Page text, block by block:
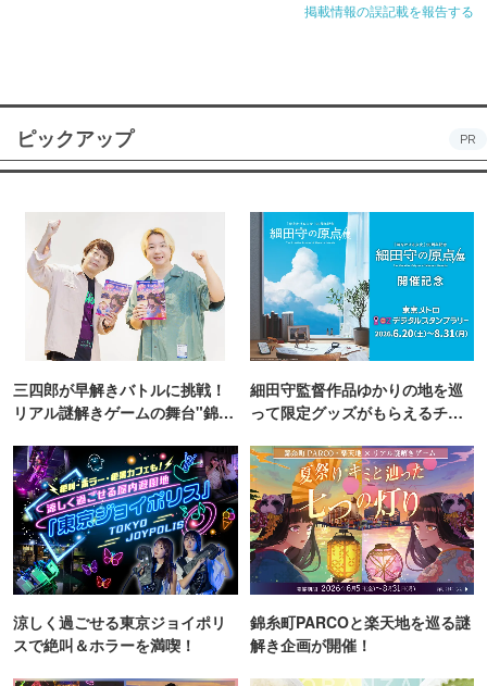
掲載情報の誤記載を報告する
ピックアップ PR
三四郎が早解きバトルに挑戦！
リアル謎解きゲームの舞台"錦糸
細田守監督作品ゆかりの地を巡
って限定グッズがもらえるチャ
涼しく過ごせる東京ジョイポリ
スで絶叫＆ホラーを満喫！
錦糸町PARCOと楽天地を巡る謎
解き企画が開催！